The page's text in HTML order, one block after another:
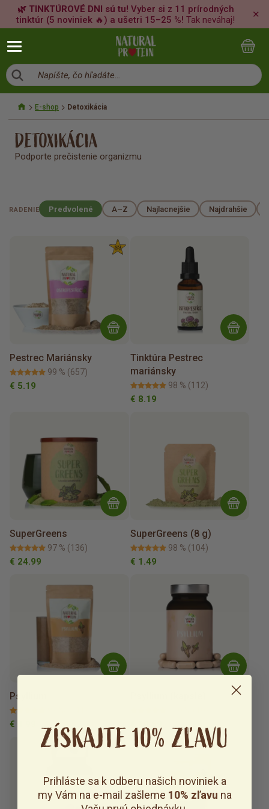
🌿 TINKTÚROVÉ DNI sú tu! Vyber si z 11 prírodných
tinktúr (5 noviniek 🔥) a ušetri 15–25 %! Tak neváhaj!
✕
Napíšte, čo hľadáte…
E-shop Detoxikácia
DETOXIKÁCIA
Podporte prečistenie organizmu
RADENIE Predvolené A–Z Najlacnejšie Najdrahšie
Pestrec Mariánsky
99 % (657)
€ 5.19
Tinktúra Pestrec
mariánsky
98 % (112)
€ 8.19
SuperGreens
97 % (136)
€ 24.99
SuperGreens (8 g)
98 % (104)
€ 1.49
Psyllium
€ 4.99 ZÍSKAJTE 10% ZĽAVU
Prihláste sa k odberu našich noviniek a
my Vám na e-mail zašleme 10% zľavu na